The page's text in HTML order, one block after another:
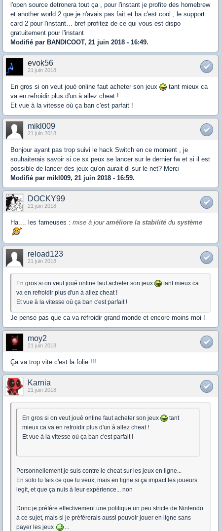
l'open source detronera tout ça , pour l'instant je profite des homebrew
et another world 2 que je n'avais pas fait et ba c'est cool , le support
card 2 pour l'instant… bref profitez de ce qui vous est dispo
gratuitement pour l'instant
Modifié par BANDICOOT, 21 juin 2018 - 16:49.
evok56
21 juin 2018
En gros si on veut joué online faut acheter son jeux
tant mieux ca
va en refroidir plus d'un à allez cheat !
Et vue à la vitesse où ça ban c'est parfait !
mikl009
21 juin 2018
Bonjour ayant pas trop suivi le hack Switch en ce moment , je
souhaiterais savoir si ce sx peux se lancer sur le dernier fw et si il est
possible de lancer des jeux qu'on aurait dl sur le net? Merci
Modifié par mikl009, 21 juin 2018 - 16:59.
DOCKY99
21 juin 2018
Ha.... les fameuses : mise à jour améliore la stabilité du système
reload123
21 juin 2018
En gros si on veut joué online faut acheter son jeux
tant mieux ca
va en refroidir plus d'un à allez cheat !
Et vue à la vitesse où ça ban c'est parfait !
Je pense pas que ca va refroidir grand monde et encore moins moi !
moy2
21 juin 2018
Ça va trop vite c'est la folie !!!
Karnia
21 juin 2018
En gros si on veut joué online faut acheter son jeux
tant
mieux ca va en refroidir plus d'un à allez cheat !
Et vue à la vitesse où ça ban c'est parfait !
Personnellement je suis contre le cheat sur les jeux en ligne...
En solo tu fais ce que tu veux, mais en ligne si ça impact les joueurs
legit, et que ça nuis à leur expérience... non
Donc je préfère effectivement une politique un peu stricte de Nintendo
à ce sujet, mais si je préférerais aussi pouvoir jouer en ligne sans
payer les jeux
...